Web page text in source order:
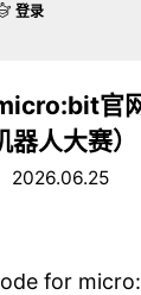
官
人大赛）
2026.06.25
for
登录